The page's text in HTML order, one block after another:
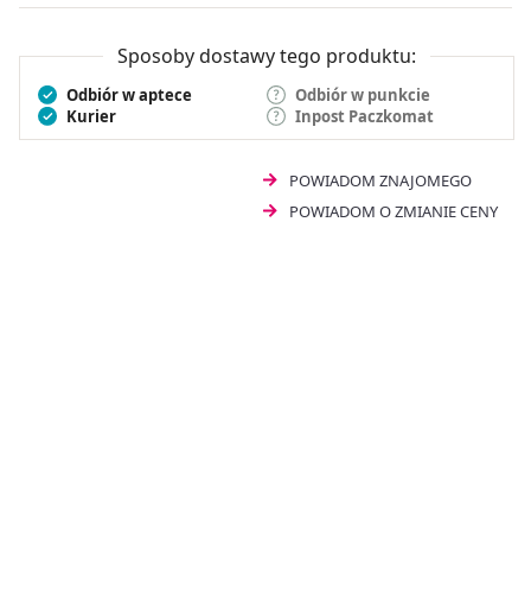
Sposoby dostawy tego produktu:
Odbiór w aptece
Odbiór w punkcie
Kurier
Inpost Paczkomat
POWIADOM ZNAJOMEGO
POWIADOM O ZMIANIE CENY